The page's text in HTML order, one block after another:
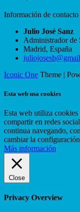
Información de contacto
Julio José Sanz
Administrador de
Madrid, España
Iconic One Theme |
Esta web usa cookies
Esta web utiliza cookies
compartir en redes
continua navegando,
cambiar la
Más información
Close
Privacy Overview